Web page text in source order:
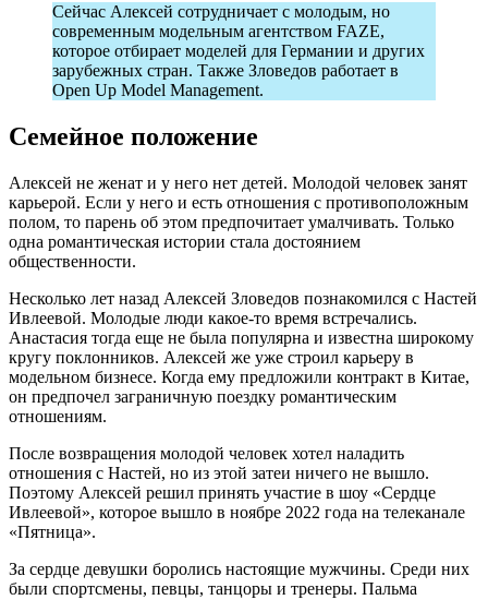
Сейчас Алексей сотрудничает с молодым, но
современным модельным агентством FAZE,
которое отбирает моделей для Германии и других
зарубежных стран. Также Зловедов работает в
Open Up Model Management.
Семейное положение
Алексей не женат и у него нет детей. Молодой человек занят
карьерой. Если у него и есть отношения с противоположным
полом, то парень об этом предпочитает умалчивать. Только
одна романтическая истории стала достоянием
общественности.
Несколько лет назад Алексей Зловедов познакомился с Настей
Ивлеевой. Молодые люди какое-то время встречались.
Анастасия тогда еще не была популярна и известна широкому
кругу поклонников. Алексей же уже строил карьеру в
модельном бизнесе. Когда ему предложили контракт в Китае,
он предпочел заграничную поездку романтическим
отношениям.
После возвращения молодой человек хотел наладить
отношения с Настей, но из этой затеи ничего не вышло.
Поэтому Алексей решил принять участие в шоу «Сердце
Ивлеевой», которое вышло в ноябре 2022 года на телеканале
«Пятница».
За сердце девушки боролись настоящие мужчины. Среди них
были спортсмены, певцы, танцоры и тренеры. Пальма